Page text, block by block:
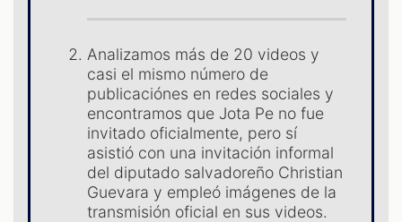
Analizamos más de 20 videos y
casi el mismo número de
publicaciónes en redes sociales y
encontramos que Jota Pe no fue
invitado oficialmente, pero sí
asistió con una invitación informal
del diputado salvadoreño Christian
Guevara y empleó imágenes de la
transmisión oficial en sus videos.